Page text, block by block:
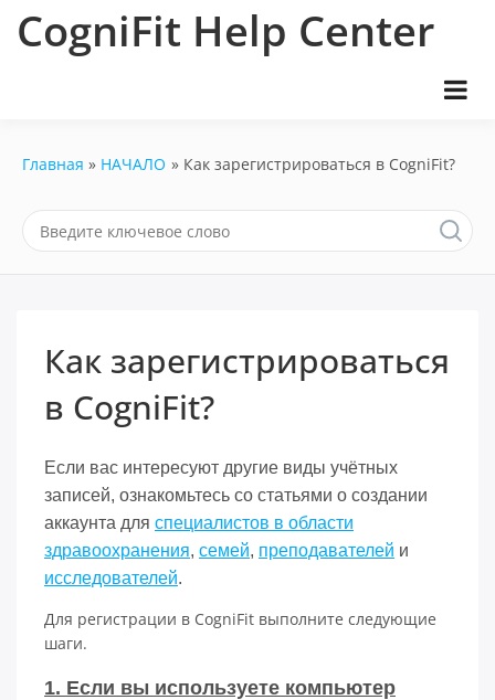
содержимому
CogniFit Help Center
Главная НАЧАЛО Как зарегистрироваться в CogniFit?
Как зарегистрироваться
в CogniFit?
Если вас интересуют другие виды учётных
записей, ознакомьтесь со статьями о создании
аккаунта для специалистов в области
здравоохранения, семей, преподавателей и
исследователей.
Для регистрации в CogniFit выполните следующие
шаги.
1. Если вы используете компьютер